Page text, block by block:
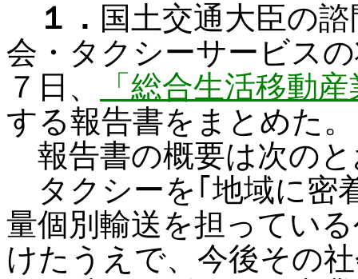
１． 国土交通大臣の
会・タクシーサービス
７日、
「総合生活移動
する報告書をまとめた。
報告書の概要は次の
タクシーを｢地域に密
量個別輸送を担ってい
けたうえで、今後その